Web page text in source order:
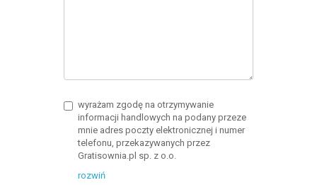
wyrażam zgodę na otrzymywanie
informacji handlowych na podany przeze
mnie adres poczty elektronicznej i numer
telefonu, przekazywanych przez
Gratisownia.pl sp. z o.o.
rozwiń